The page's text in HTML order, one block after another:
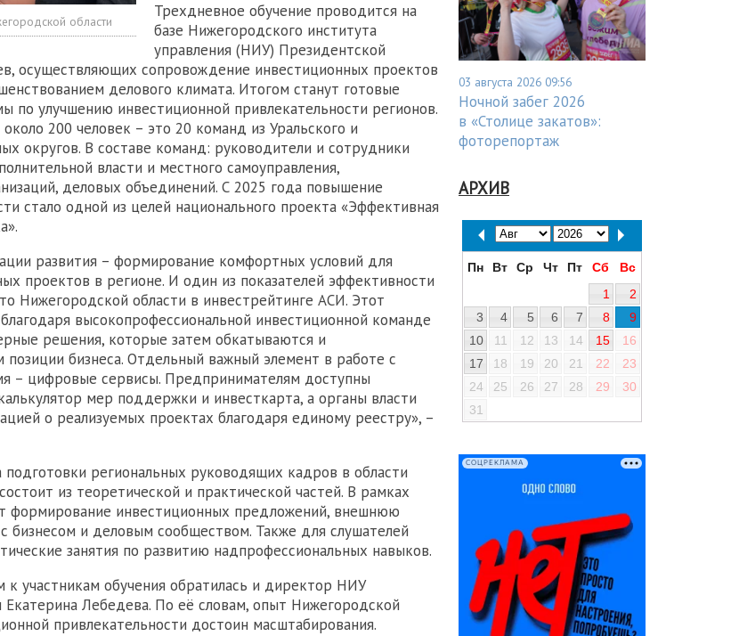
области
Трехдневное обучение проводится на
базе Нижегородского института
управления (НИУ) Президентской
осуществляющих сопровождение инвестиционных проектов
делового климата. Итогом станут готовые
по улучшению инвестиционной привлекательности регионов.
200 человек – это 20 команд из Уральского и
округов. В составе команд: руководители и сотрудники
власти и местного самоуправления,
деловых объединений. С 2025 года повышение
стало одной из целей национального проекта «Эффективная
развития – формирование комфортных условий для
проектов в регионе. И один из показателей эффективности
Нижегородской области в инвестрейтинге АСИ. Этот
высокопрофессиональной инвестиционной команде
решения, которые затем обкатываются и
бизнеса. Отдельный важный элемент в работе с
– цифровые сервисы. Предпринимателям доступны
мер поддержки и инвесткарта, а органы власти
о реализуемых проектах благодаря единому реестру», –
подготовки региональных руководящих кадров в области
из теоретической и практической частей. В рамках
формирование инвестиционных предложений, внешнюю
бизнесом и деловым сообществом. Также для слушателей
занятия по развитию надпрофессиональных навыков.
к участникам обучения обратилась и директор НИУ
Лебедева. По её словам, опыт Нижегородской
привлекательности достоин масштабирования.
03 августа 2026 09:56
Ночной забег 2026
в «Столице закатов»:
фоторепортаж
АРХИВ
Пн Вт Ср Чт Пт Сб
Вс
1
2
3
4 5 6 7 8
9
10
11 12 13 14 15
16
17
18 19 20 21 22
23
24
25 26 27 28 29
30
31
СОЦРЕКЛАМА